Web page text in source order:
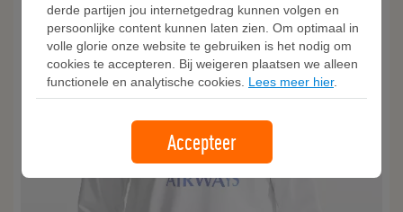
derde partijen jou internetgedrag kunnen volgen en
persoonlijke content kunnen laten zien. Om optimaal in
volle glorie onze website te gebruiken is het nodig om
cookies te accepteren. Bij weigeren plaatsen we alleen
functionele en analytische cookies. Lees meer hier.
Accepteer